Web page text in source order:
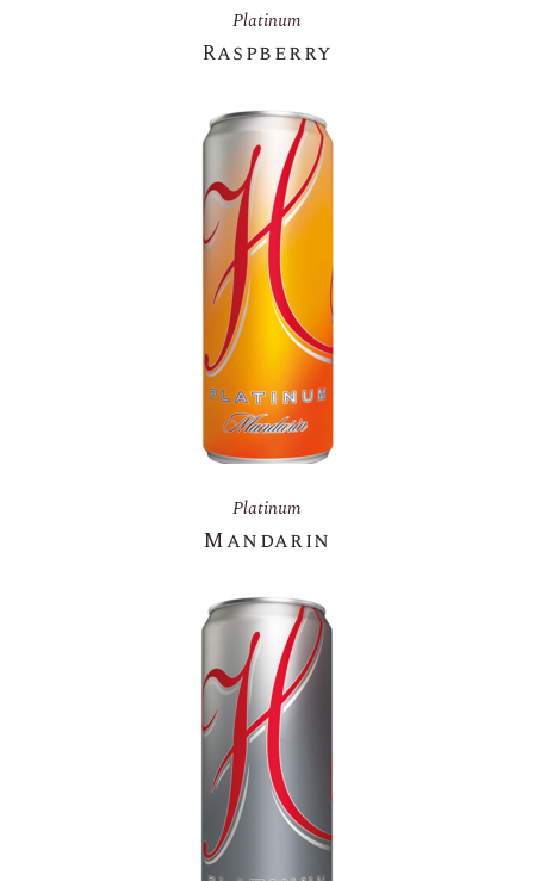
Platinum
Raspberry
Platinum
Mandarin